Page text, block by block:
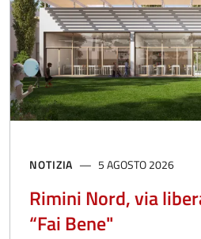
NOTIZIA 5 AGOSTO 2026
Rimini Nord, via
“Fai Bene"